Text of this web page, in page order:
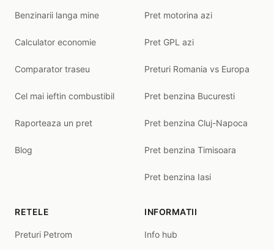
Benzinarii langa mine
Calculator economie
Comparator traseu
Cel mai ieftin combustibil
Raporteaza un pret
Blog
Pret motorina azi
Pret GPL azi
Preturi Romania vs Europa
Pret benzina Bucuresti
Pret benzina Cluj-Napoca
Pret benzina Timisoara
Pret benzina Iasi
RETELE
Preturi Petrom
INFORMATII
Info hub